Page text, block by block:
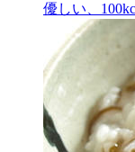
優しい、